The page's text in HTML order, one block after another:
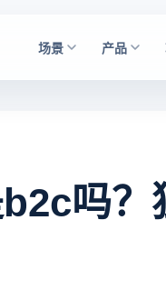
场景 产品
吗